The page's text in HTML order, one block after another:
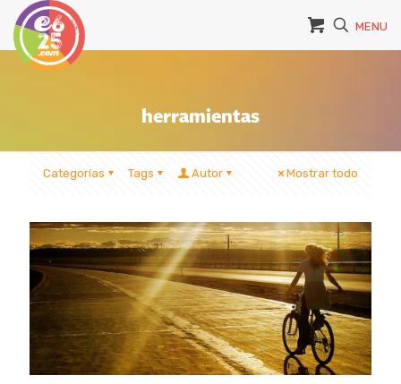
MENU
herramientas
Categorías Tags Autor Mostrar todo